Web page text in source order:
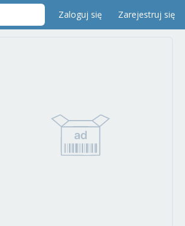
Zaloguj się Zarejestruj się